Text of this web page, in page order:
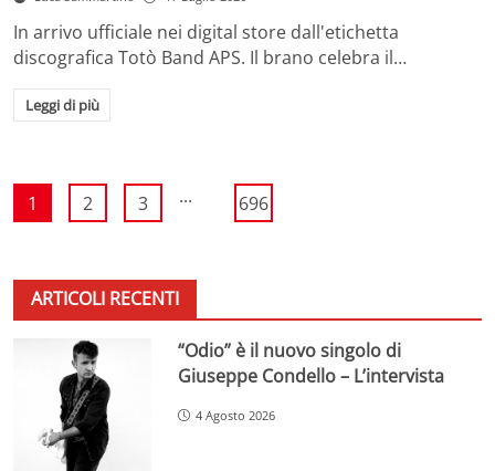
In arrivo ufficiale nei digital store dall'etichetta
discografica Totò Band APS. Il brano celebra il…
Leggi di più
1 2 3 ... 696
ARTICOLI RECENTI
“Odio” è il nuovo singolo di
Giuseppe Condello – L’intervista
4 Agosto 2026